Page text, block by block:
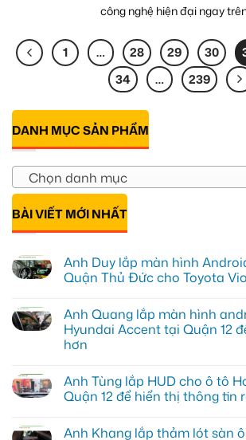
công nghệ hiện đại ngay trên
1 … 28 29 30
34
… 239
DANH MỤC SẢN PHẨM
Chọn danh mục
BÀI VIẾT MỚI NHẤT
Anh Duy lắp màn hình
Quận Thủ Đức cho Toyota
bình
luận
ở
Anh
màn
hình
Android
tại
Anh Quang lắp màn hình
Hyundai Accent tại Quận 12
hơn
bình
luận
ở
lắp
Anh Tùng lắp HUD cho ô tô
Quận 12 để hiển thị thông tin
bình
Anh Khang lắp thảm lót sàn